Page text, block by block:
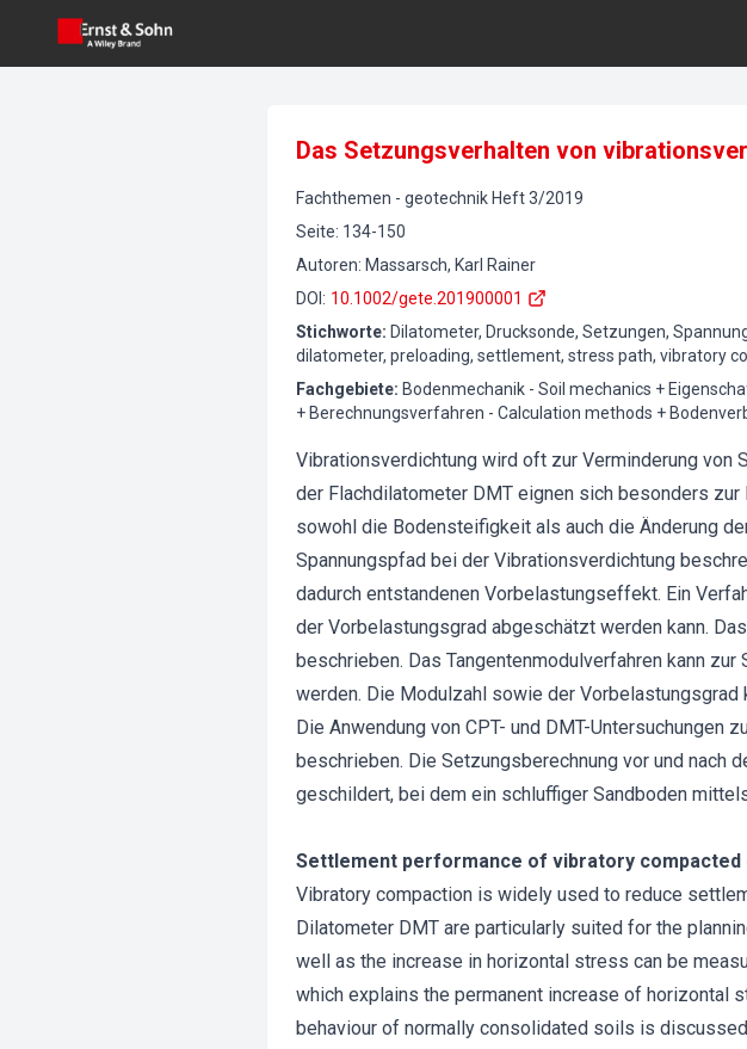
Das Setzungsverhalten von
Fachthemen - geotechnik Heft3/2019
Seite: 134-150
Autoren: Massarsch, Karl Rainer
DOI : 10.1002/gete.201900001
Stichworte: Dilatometer, Drucksonde, Setzungen,
dilatometer, preloading, settlement, stress path, vibratory
Fachgebiete: Bodenmechanik - Soil mechanics +
+ Berechnungsverfahren - Calculation methods +
Vibrationsverdichtung wird oft zur Verminderung von
der Flachdilatometer DMT eignen sich besonders
sowohl die Bodensteifigkeit als auch die Änderung
Spannungspfad bei der Vibrationsverdichtung
dadurch entstandenen Vorbelastungseffekt. Ein
der Vorbelastungsgrad abgeschätzt werden kann.
beschrieben. Das Tangentenmodulverfahren kann
werden. Die Modulzahl sowie der
Die Anwendung von CPT- und DMT-
beschrieben. Die Setzungsberechnung vor und nach
geschildert, bei dem ein schluffiger Sandboden
Settlement performance of vibratory compacted
Vibratory compaction is widely used to reduce
Dilatometer DMT are particularly suited for the
well as the increase in horizontal stress can be
which explains the permanent increase of
behaviour of normally consolidated soils is